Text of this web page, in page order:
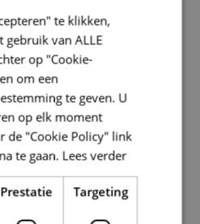
60 personen. Beide ruimtes
en uitgerust met
werd ook sterk ingezet op
van een ventilatiesysteem, een
voldoet het centrum
en milieuvereisten.
VOOR
heeft Lierde nu weer een
De nieuwe naam, die zowel
te klikken,
van ALLE
op "Cookie-
om een
te geven. U
op elk moment
de "Cookie Policy" link
te gaan. Lees verder
Prestatie Targeting